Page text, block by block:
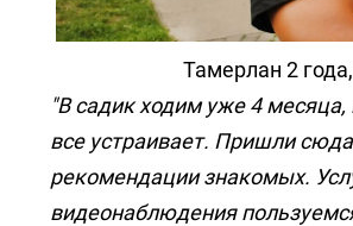
Тамерлан 2
"В садик ходим уже 4 месяца,
все устраивает. Пришли
рекомендации знакомых.
видеонаблюдения